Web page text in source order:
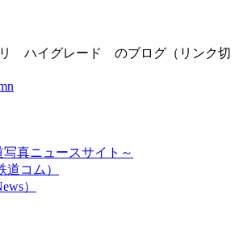
ハイグレード のブログ（リンク切
写真ニュースサイト～
道コム）
）